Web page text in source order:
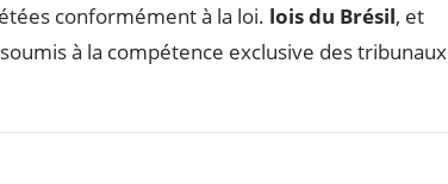
conformément à la loi. lois du Brésil, et
à la compétence exclusive des tribunaux